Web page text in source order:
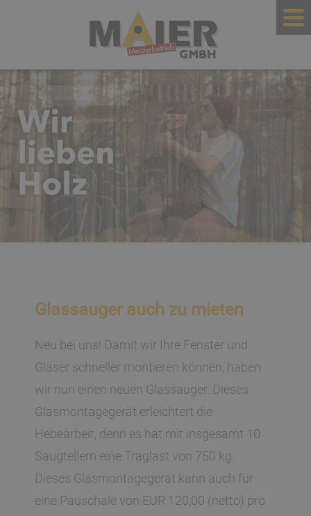
Glassauger auch zu mieten
Neu bei uns! Damit wir Ihre Fenster und
Gläser schneller montieren können, haben
wir nun einen neuen Glassauger. Dieses
Glasmontagegerät erleichtert die
Hebearbeit, denn es hat mit insgesamt 10
Saugtellern eine Traglast von 750 kg.
Dieses Glasmontagegerät kann auch für
eine Pauschale von EUR 120,00 (netto) pro